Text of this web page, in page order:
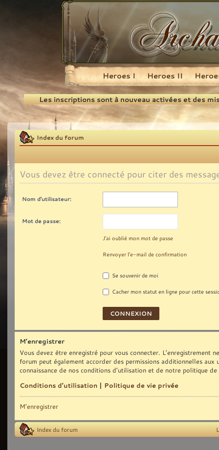
Recherche
Heroes I Heroes II
Les inscriptions sont à nouveau activées et des
Index du forum
Vous devez être connecté pour citer des
Nom d’utilisateur:
Mot de passe:
J’ai oublié mon mot de passe
Renvoyer l’e-mail de confirmation
Se souvenir de moi
Cacher mon statut en ligne pour cette
M’enregistrer
Vous devez être enregistré pour vous connecter. L’enregistrement
forum peut également accorder des permissions additionnelles
connaissance de nos conditions d’utilisation et de notre politique
Conditions d’utilisation | Politique de vie privée
M’enregistrer
Index du forum